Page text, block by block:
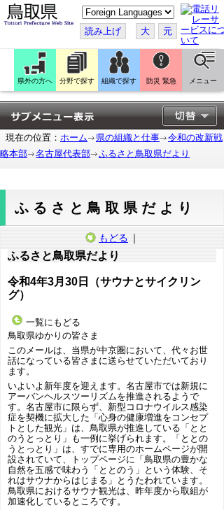
こ
の
ペ
ー
ジ
翻
訳
す
る
読み上げ 大 元
県外の方へ 分野で探す 組織で探す 防災 緊急 メニュー
現在の位置： ホーム 県の組織と仕事
令和の改新戦
略本部
名古屋代表部 ふるさと鳥取県だより
ふるさと鳥取県だより
もどる ｜
ふるさと鳥取県だより
令和4年3月30日（サウナとサイクリン
グ）
一覧にもどる
鳥取県ゆかりの皆さま
このメールは、当県が中京圏において、代々お世
話になっている皆さまに送らせていただいており
ます。
いよいよ新年度を迎えます。名古屋市では新規に
アーバンヘルスツーリズムを推進されるようで
す。名古屋市に限らず、新型コロナウイルス感染
症を契機に拡大した「心身の健康増進をコンセプ
トとした観光」は、鳥取県が推進している「とと
のうとっとり」も一例に挙げられます。「ととの
うとっとり」は、すでに専用のホームページが開
設されていて、トップページに「鳥取県の豊かな
自然を五感で味わう「ととのう」という体験、そ
れはサウナからはじまる」とうたわれています。
鳥取県におけるサウナ観光は、昨年度から取組が
加速化しているところです。